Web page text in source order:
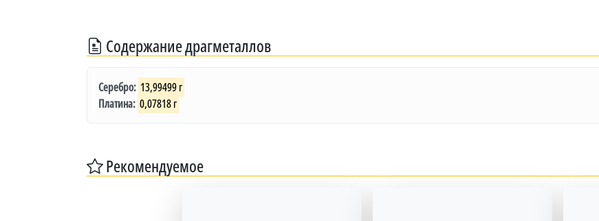
Содержание драгметаллов
Серебро: 13,99499 г
Платина: 0,07818 г
Рекомендуемое